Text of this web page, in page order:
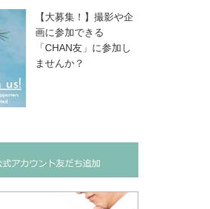
【大募集！】撮影や企
画に参加できる
「CHAN友」に参加し
ませんか？